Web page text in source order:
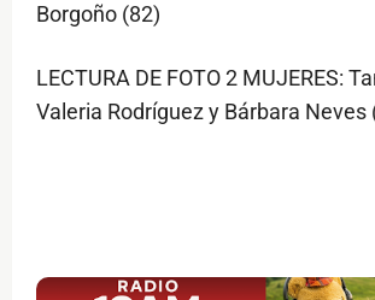
Borgoño (82)
LECTURA DE FOTO 2 MUJERES:
Valeria Rodríguez y Bárbara Neves